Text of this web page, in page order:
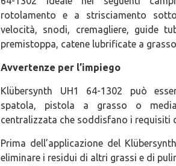
rotolamento e a strisciamento
velocità, snodi, cremagliere, guide
premistoppa, catene lubrificate a
Avvertenze per l’impiego
Klübersynth UH1 64-1302 può
spatola, pistola a grasso o
centralizzata che soddisfano i requisiti
Prima dell’applicazione del
eliminare i residui di altri grassi e di